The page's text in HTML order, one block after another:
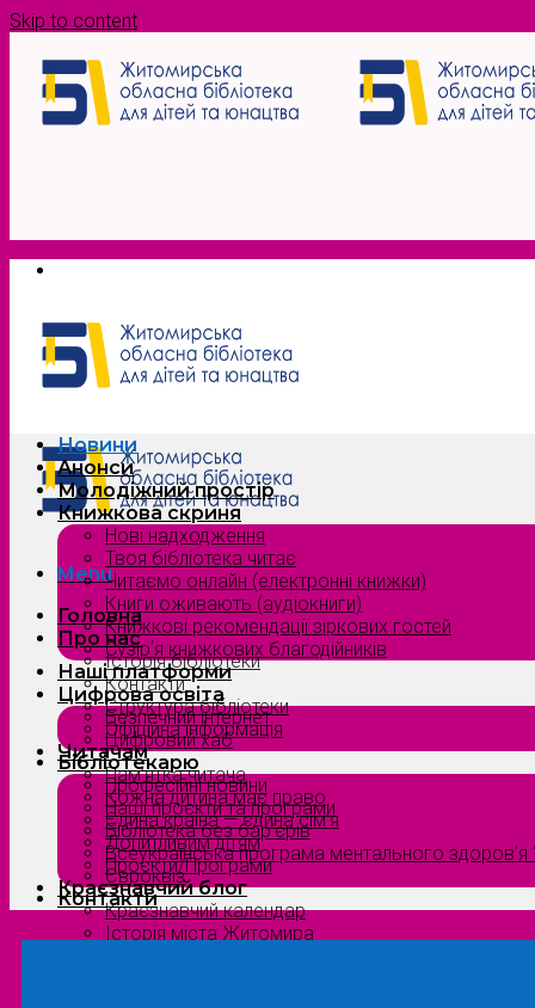
Skip to content
Menu
Головна
Про нас
Історія бібліотеки
Контакти
Структура бібліотеки
Офіційна інформація
Читачам
Пам’ятка читача
Кожна дитина має право
Єдина країна — єдина сім’я
Допитливим дітям
Проєкти/Програми
Краєзнавчий блог
Краєзнавчий календар
Історія міста Житомира
Новини
Анонси
Молодіжний простір
Книжкова скриня
Нові надходження
Твоя бібліотека читає
Читаємо онлайн (електронні книжки)
Книги оживають (аудіокниги)
Книжкові рекомендації зіркових гостей
Сузірʼя книжкових благодійників
Наші платформи
Цифрова освіта
Безпечний інтернет
Цифровий хаб
Бібліотекарю
Професійні новини
Наші проєкти та програми
Бібліотека без бар’єрів
Всеукраїнська програма ментального здоров’я
Євроквіз
Контакти